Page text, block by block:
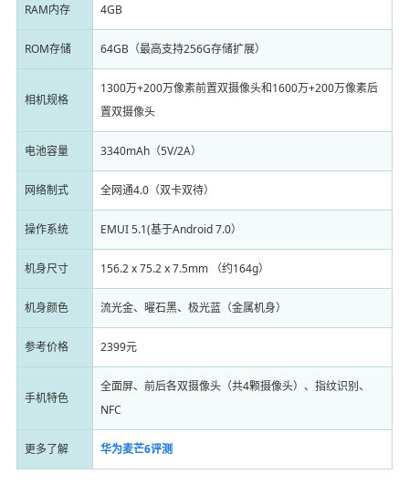
RAM内存 4GB
ROM存储 64GB（最高支持256G存储扩展）
相机规格
1300万+200万像素前置双摄像头和1600万+200万像素后
置双摄像头
电池容量 3340mAh（5V/2A）
网络制式 全网通4.0（双卡双待）
操作系统 EMUI 5.1(基于Android 7.0）
机身尺寸 156.2 x 75.2 x 7.5mm （约164g）
机身颜色 流光金、曜石黑、极光蓝（金属机身）
参考价格 2399元
手机特色
全面屏、前后各双摄像头（共4颗摄像头）、指纹识别、
NFC
更多了解 华为麦芒6评测